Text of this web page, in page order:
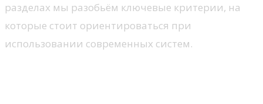
разделах мы разобьём ключевые критерии, на
которые стоит ориентироваться при
использовании современных систем.